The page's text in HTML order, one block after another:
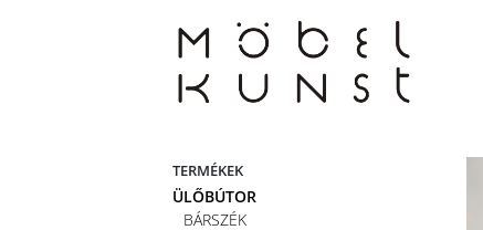
TERMÉKEK
ÜLŐBÚTOR
BÁRSZÉK